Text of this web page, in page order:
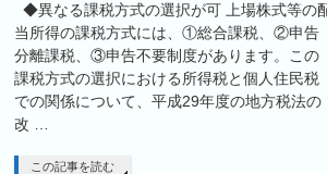
◆異なる課税方式の選択が可 上場株式等の
当所得の課税方式には、①総合課税、②申告
分離課税、③申告不要制度があります。この
課税方式の選択における所得税と個人住民税
での関係について、平成29年度の地方税法の
改 …
この記事を読む